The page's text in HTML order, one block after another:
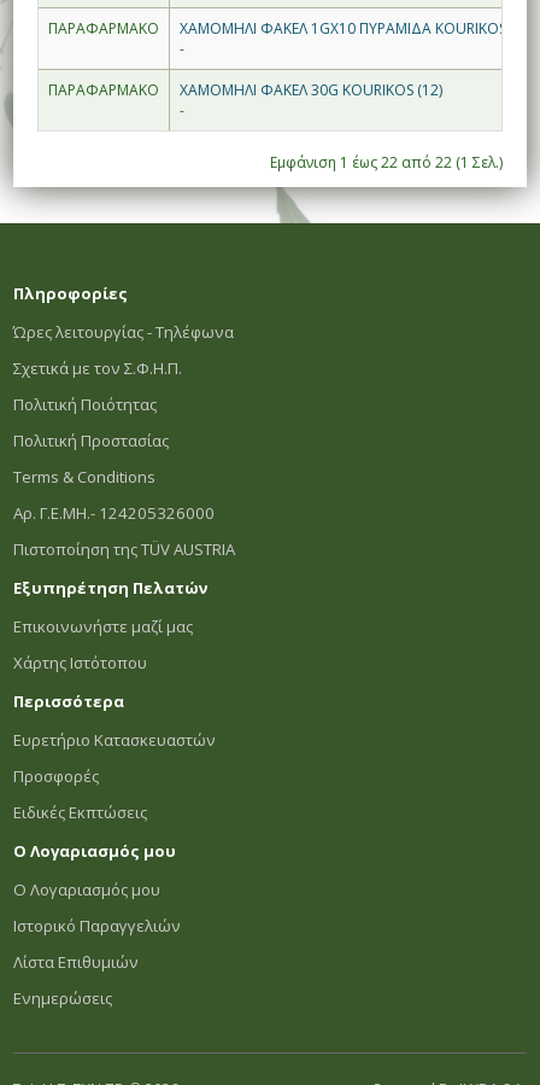
ΠΑΡΑΦΑΡΜΑΚΟ
ΧΑΜΟΜΗΛΙ ΦΑΚΕΛ 1GX10 ΠΥΡΑΜΙΔΑ KOURIKOS (6)
-
ΠΑΡΑΦΑΡΜΑΚΟ
ΧΑΜΟΜΗΛΙ ΦΑΚΕΛ 30G KOURIKOS (12)
-
Εμφάνιση 1 έως 22 από 22 (1 Σελ.)
Πληροφορίες
Ώρες λειτουργίας - Τηλέφωνα
Σχετικά με τον Σ.Φ.Η.Π.
Πολιτική Ποιότητας
Πολιτική Προστασίας
Terms & Conditions
Αρ. Γ.Ε.ΜΗ.- 124205326000
Πιστοποίηση της TÜV AUSTRIA
Εξυπηρέτηση Πελατών
Επικοινωνήστε μαζί μας
Χάρτης Ιστότοπου
Περισσότερα
Ευρετήριο Κατασκευαστών
Προσφορές
Ειδικές Εκπτώσεις
Ο Λογαριασμός μου
Ο Λογαριασμός μου
Ιστορικό Παραγγελιών
Λίστα Επιθυμιών
Ενημερώσεις